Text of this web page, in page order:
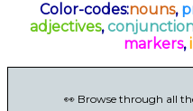
Color-codes:nouns,
adjectives,
markers,
👀 Browse through all